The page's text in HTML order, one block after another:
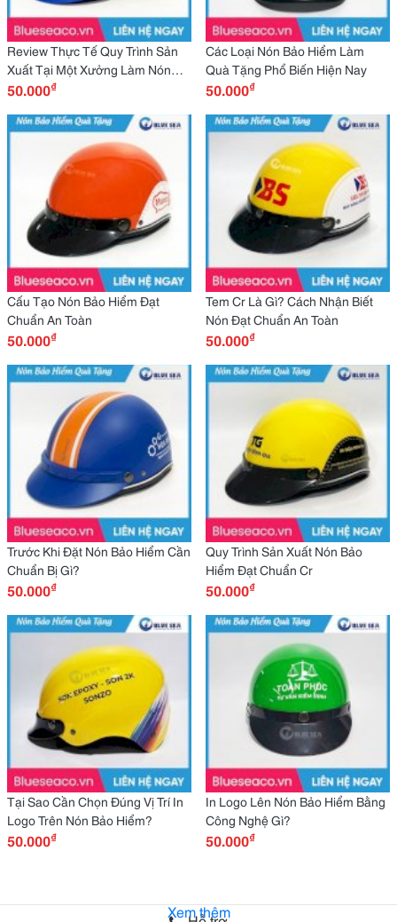
Review Thực Tế Quy Trình Sản
Xuất Tại Một Xưởng Làm Nón
Bảo Hiểm Chuyên Nghiệp
50.000₫
Các Loại Nón Bảo Hiểm Làm
Quà Tặng Phổ Biến Hiện Nay
50.000₫
Cấu Tạo Nón Bảo Hiểm Đạt
Chuẩn An Toàn
50.000₫
Tem Cr Là Gì? Cách Nhận Biết
Nón Đạt Chuẩn An Toàn
50.000₫
Trước Khi Đặt Nón Bảo Hiểm Cần
Chuẩn Bị Gì?
50.000₫
Quy Trình Sản Xuất Nón Bảo
Hiểm Đạt Chuẩn Cr
50.000₫
Tại Sao Cần Chọn Đúng Vị Trí In
Logo Trên Nón Bảo Hiểm?
50.000₫
In Logo Lên Nón Bảo Hiểm Bằng
Công Nghệ Gì?
50.000₫
Xem thêm